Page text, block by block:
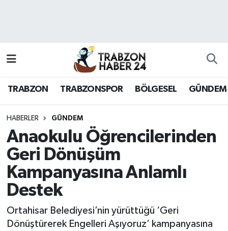
TRABZON TRABZONSPOR BÖLGESEL GÜNDEM
HABERLER GÜNDEM
Anaokulu Öğrencilerinden
Geri Dönüşüm
Kampanyasına Anlamlı
Destek
Ortahisar Belediyesi’nin yürüttüğü ‘Geri
Dönüştürerek Engelleri Aşıyoruz’ kampanyasına
Hava Durumu
Namaz Vakitleri
Trafik Durumu
Süper Lig Puan Durumu ve Fikstür
Tüm Manşetler
Son Dakika Haberleri
Haber Arşivi